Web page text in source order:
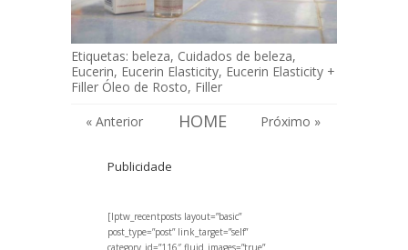
Etiquetas: beleza, Cuidados de beleza,
Eucerin, Eucerin Elasticity, Eucerin Elasticity +
Filler Óleo de Rosto, Filler
« Anterior
HOME Próximo »
Publicidade
[lptw_recentposts layout=”basic”
post_type=”post” link_target=”self”
category_id=”116″ fluid_images=”true”